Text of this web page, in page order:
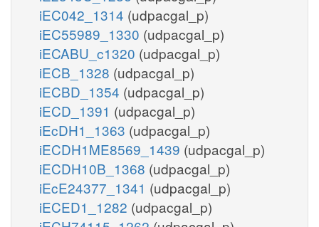
iEC042_1314 (udpacgal_p)
iEC55989_1330 (udpacgal_p)
iECABU_c1320 (udpacgal_p)
iECB_1328 (udpacgal_p)
iECBD_1354 (udpacgal_p)
iECD_1391 (udpacgal_p)
iEcDH1_1363 (udpacgal_p)
iECDH1ME8569_1439 (udpacgal_p)
iECDH10B_1368 (udpacgal_p)
iEcE24377_1341 (udpacgal_p)
iECED1_1282 (udpacgal_p)